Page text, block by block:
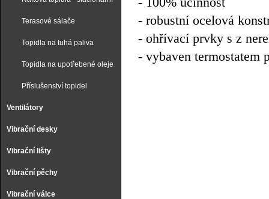
Terasové sálače
Topidla na tuhá paliva
Topidla na upotřebené oleje
Příslušenství topidel
Ventilátory
Vibrační desky
Vibrační lišty
Vibrační pěchy
Vibrační válce
- robustní ocelová
- ohřívací prvky s z
- vybaven termostatem